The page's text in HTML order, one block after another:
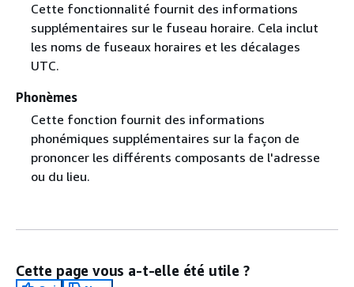
Cette fonctionnalité fournit des informations
supplémentaires sur le fuseau horaire. Cela inclut
les noms de fuseaux horaires et les décalages
UTC.
Phonèmes
Cette fonction fournit des informations
phonémiques supplémentaires sur la façon de
prononcer les différents composants de l'adresse
ou du lieu.
Cette page vous a-t-elle été utile ?